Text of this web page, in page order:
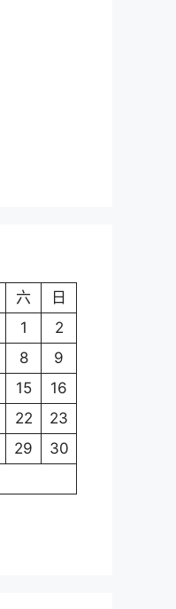
六
日
1
2
8
9
15
16
22
23
29
30